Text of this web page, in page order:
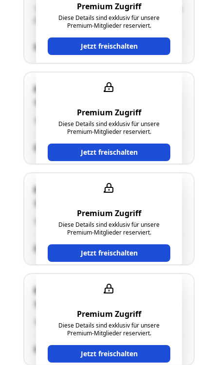
Premium Zugriff
Diese Details sind exklusiv für unsere
Premium-Mitglieder reserviert.
Jetzt freischalten
"Stellplatz für Kraftfahrzeuge 1 in Doppelgarage
SCHÄTZWERT
Premium Zugriff
Diese Details sind exklusiv für unsere
Premium-Mitglieder reserviert.
Jetzt freischalten
Handel-Mazzetti-Weg 12
"Abstellplatz für Kraftfahrzeuge 2"
SCHÄTZWERT
Premium Zugriff
Diese Details sind exklusiv für unsere
Premium-Mitglieder reserviert.
Jetzt freischalten
Handel-Mazzetti-Weg 12
"Abstellplatz für Kraftfahrzeuge 2"
SCHÄTZWERT
Premium Zugriff
Diese Details sind exklusiv für unsere
Premium-Mitglieder reserviert.
Jetzt freischalten
Handel-Mazzetti-Weg 12
"Abstellplatz für Kraftfahrzeuge 2"
SCHÄTZWERT